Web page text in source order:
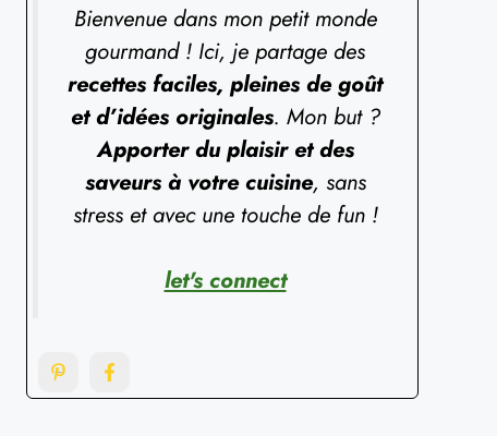
Bienvenue dans mon petit monde
gourmand ! Ici, je partage des
recettes faciles, pleines de goût
et d’idées originales. Mon but ?
Apporter du plaisir et des
saveurs à votre cuisine, sans
stress et avec une touche de fun !
let's connect